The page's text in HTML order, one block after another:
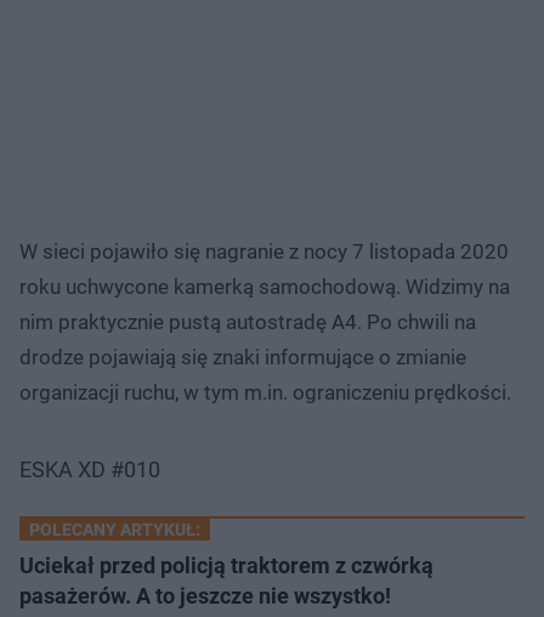
W sieci pojawiło się nagranie z nocy 7 listopada 2020
roku uchwycone kamerką samochodową. Widzimy na
nim praktycznie pustą autostradę A4. Po chwili na
drodze pojawiają się znaki informujące o zmianie
organizacji ruchu, w tym m.in. ograniczeniu prędkości.
ESKA XD #010
POLECANY ARTYKUŁ:
Uciekał przed policją traktorem z czwórką
pasażerów. A to jeszcze nie wszystko!